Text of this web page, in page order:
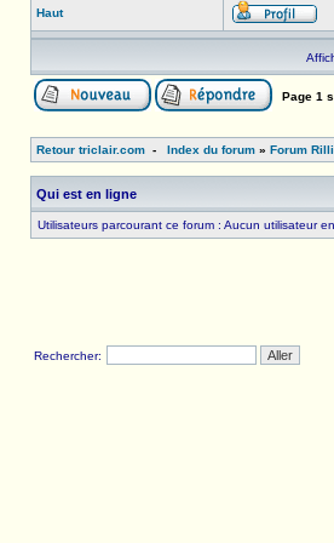
Haut
Page 1
Retour triclair.com - Index du forum » Forum
Qui est en ligne
Utilisateurs parcourant ce forum : Aucun utilisateur
Rechercher: